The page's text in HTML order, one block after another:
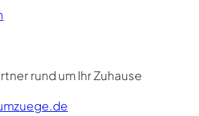
rund um Ihr Zuhause